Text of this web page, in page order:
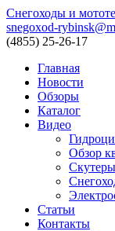
Снегоходы и
snegoxod-
(4855) 25-26-17
Главная
Новости
Обзоры
Каталог
Видео
Обзор
Статьи
Контакты